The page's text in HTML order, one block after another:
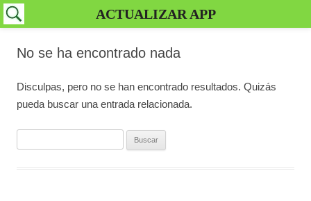
No se ha encontrado nada
Disculpas, pero no se han encontrado resultados. Quizás
pueda buscar una entrada relacionada.
ACTUALIZAR APP